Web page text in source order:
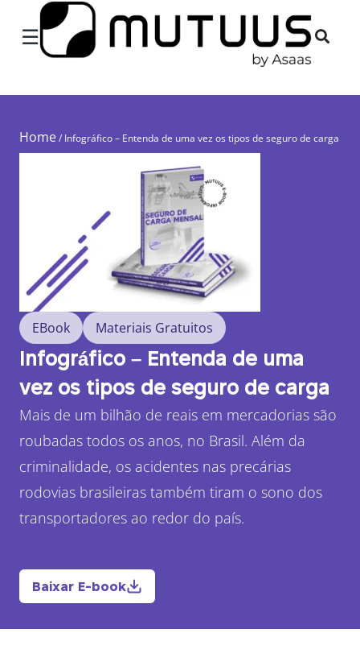
☰
Home/ Infográfico – Entenda de uma vez os tipos de seguro de carga
EBook Materiais Gratuitos
Infográfico – Entenda de uma
vez os tipos de seguro de carga
Mais de um bilhão de reais em mercadorias são
roubadas todos os anos, no Brasil. Além da
criminalidade, os acidentes nas precárias
rodovias brasileiras também tiram o sono dos
transportadores ao redor do país.
Baixar E-book